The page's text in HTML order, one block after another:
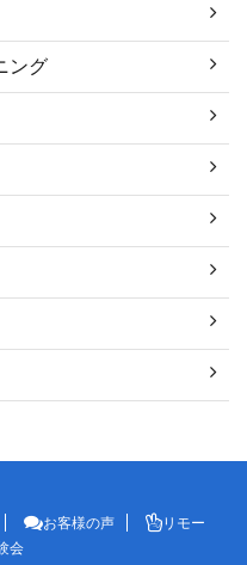
ング
お客様の声
リモー
会